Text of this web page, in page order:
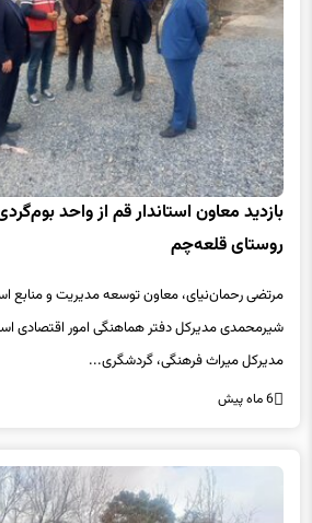
بازدید معاون استاندار قم از واحد
روستای قلعه‌چم
مرتضی رحمان‌نیای، معاون توسعه مدیریت و منابع
شیرمحمدی مدیرکل دفتر هماهنگی امور اقتصادی
مدیرکل میراث فرهنگی، گردشگری...
6 ماه پیش